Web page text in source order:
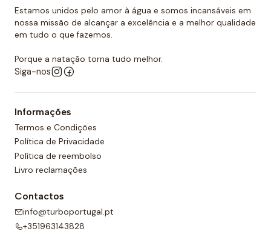
água durante o movimento, melhorando a mobilidade
do homem que os usa. É por isso que eles podem ser
usados sem qualquer problema para natação ou
desportos aquáticos semelhantes.
Além disso, todos os calções de polo aquático têm
um forro completo na frente e nas costas e um
cordão ajustável para melhor adaptabilidade.
Estamos unidos pelo amor à água e somos incansáveis em
nossa missão de alcançar a excelência e a melhor qualidade
em tudo o que fazemos.
Porque a natação torna tudo melhor.
Siga-nos
Informações
Termos e Condições
Política de Privacidade
Política de reembolso
Livro reclamações
Contactos
info@turboportugal.pt
+351963143828